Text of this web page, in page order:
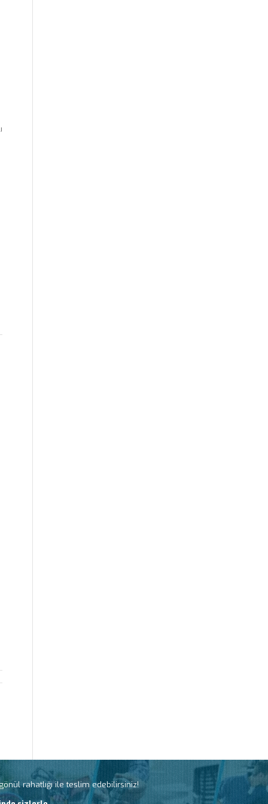
rahatlığı ile teslim edebilirsiniz!